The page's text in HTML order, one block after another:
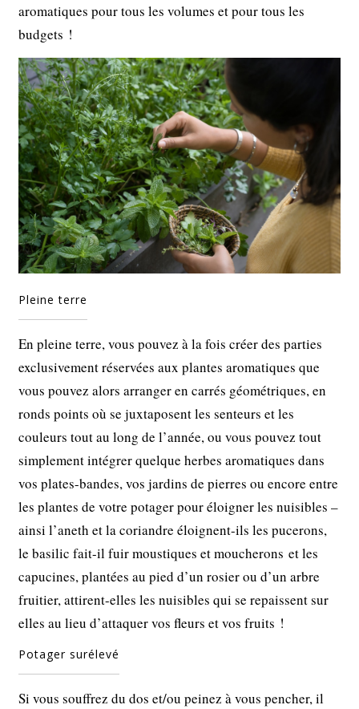
aromatiques pour tous les volumes et pour tous les
budgets !
Pleine terre
En pleine terre, vous pouvez à la fois créer des parties
exclusivement réservées aux plantes aromatiques que
vous pouvez alors arranger en carrés géométriques, en
ronds points où se juxtaposent les senteurs et les
couleurs tout au long de l’année, ou vous pouvez tout
simplement intégrer quelque herbes aromatiques dans
vos plates-bandes, vos jardins de pierres ou encore entre
les plantes de votre potager pour éloigner les nuisibles –
ainsi l’aneth et la coriandre éloignent-ils les pucerons,
le basilic fait-il fuir moustiques et moucherons et les
capucines, plantées au pied d’un rosier ou d’un arbre
fruitier, attirent-elles les nuisibles qui se repaissent sur
elles au lieu d’attaquer vos fleurs et vos fruits !
Potager surélevé
Si vous souffrez du dos et/ou peinez à vous pencher, il